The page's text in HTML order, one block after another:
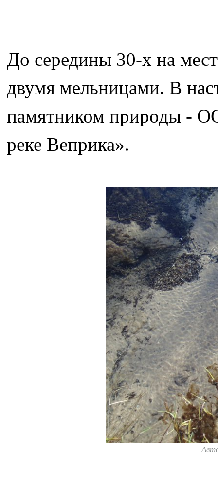
До середины 30-х на
двумя мельницами. В
памятником природы -
реке Веприка».